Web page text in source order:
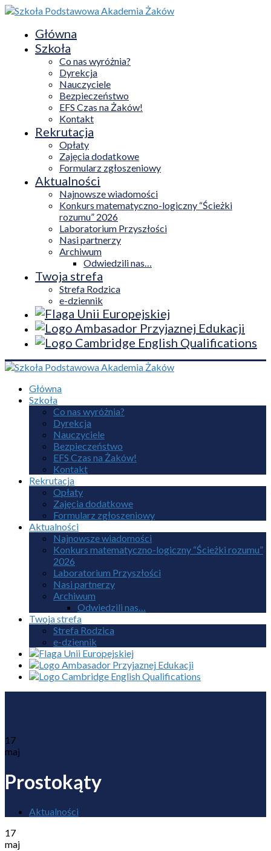
Główna
Szkoła
Co nas wyróżnia?
Dyrekcja
Nauczyciele
Bezpieczeństwo
EFS Czas na Żaków!
Kontakt
Rekrutacja
Opłaty
Zajęcia dodatkowe
Formularz zgłoszeniowy
Aktualności
Najnowsze wiadomości
Konkurs matematyczno-logiczny “Ścieżki
rozumu” 2026
Laboratorium Przyszłości
Nasi partnerzy
Archiwum
Odwiedzili nas…
Twoja strefa
Strefa Rodzica
e-dziennik
Główna
Szkoła
Co nas wyróżnia?
Dyrekcja
Nauczyciele
Bezpieczeństwo
EFS Czas na Żaków!
Kontakt
Rekrutacja
Opłaty
Zajęcia dodatkowe
Formularz zgłoszeniowy
Aktualności
Najnowsze wiadomości
Konkurs matematyczno-logiczny “Ścieżki rozumu”
2026
Laboratorium Przyszłości
Nasi partnerzy
Archiwum
Odwiedzili nas…
Twoja strefa
Strefa Rodzica
e-dziennik
17
maj
Prostokąty
Aktualności
17
maj